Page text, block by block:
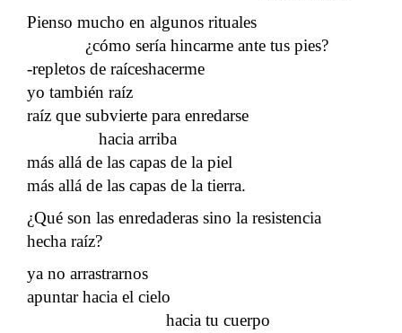
Pienso mucho en algunos rituales
¿cómo sería hincarme ante tus pies?
-repletos de raíceshacerme
yo también raíz
raíz que subvierte para enredarse
hacia arriba
más allá de las capas de la piel
más allá de las capas de la tierra.
¿Qué son las enredaderas sino la resistencia
hecha raíz?
ya no arrastrarnos
apuntar hacia el cielo
hacia tu cuerpo